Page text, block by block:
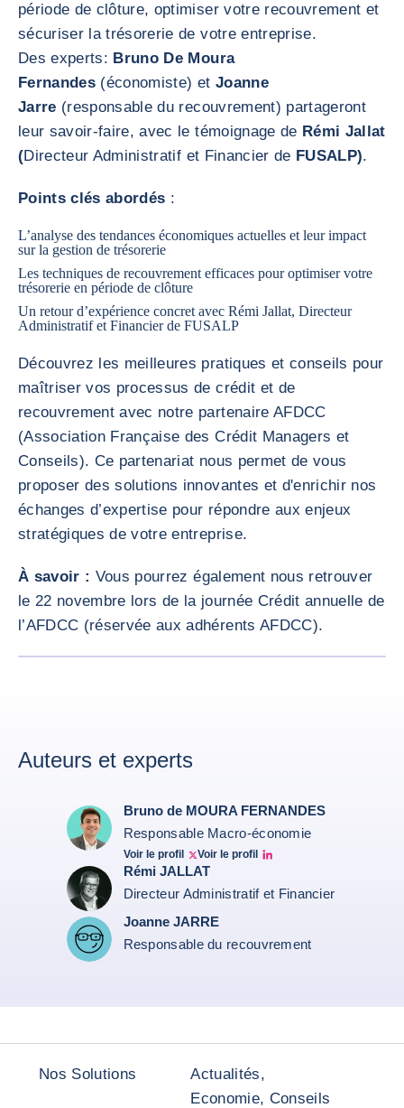
période de clôture, optimiser votre recouvrement et
sécuriser la trésorerie de votre entreprise.
Des experts: Bruno De Moura
Fernandes (économiste) et Joanne
Jarre (responsable du recouvrement) partageront
leur savoir-faire, avec le témoignage de Rémi Jallat
(Directeur Administratif et Financier de FUSALP).
Points clés abordés :
L’analyse des tendances économiques actuelles et leur impact
sur la gestion de trésorerie
Les techniques de recouvrement efficaces pour optimiser votre
trésorerie en période de clôture
Un retour d’expérience concret avec Rémi Jallat, Directeur
Administratif et Financier de FUSALP
Découvrez les meilleures pratiques et conseils pour
maîtriser vos processus de crédit et de
recouvrement avec notre partenaire AFDCC
(Association Française des Crédit Managers et
Conseils). Ce partenariat nous permet de vous
proposer des solutions innovantes et d'enrichir nos
échanges d’expertise pour répondre aux enjeux
stratégiques de votre entreprise.
À savoir : Vous pourrez également nous retrouver
le 22 novembre lors de la journée Crédit annuelle de
l’AFDCC (réservée aux adhérents AFDCC).
<div class="ibexa_text-field" > Logo AFDCC </div>
Auteurs et experts
Bruno de MOURA FERNANDES
Responsable Macro-économie
Voir le profil
Twitter Bruno Fernandes
Voir le profil
Bruno de Moura Fernandes linkedin
Rémi JALLAT
Directeur Administratif et Financier
Joanne JARRE
Responsable du recouvrement
Nos Solutions
Actualités,
Economie, Conseils